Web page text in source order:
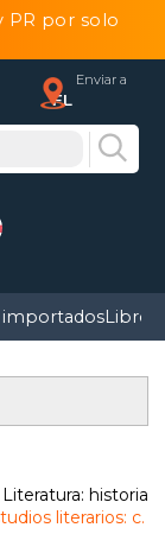
PR por solo
Enviar a
FL
importadosLibros
Literatura: historia
literarios: c.